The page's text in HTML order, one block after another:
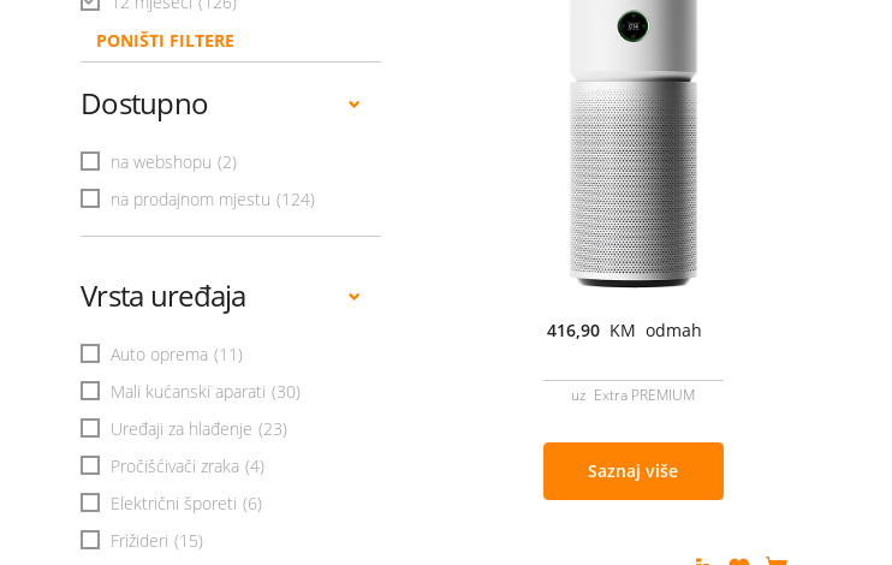
PONIŠTI FILTERE
Dostupno
na webshopu (2)
na prodajnom mjestu (124)
Vrsta uređaja
Auto oprema (11)
Mali kućanski aparati (30)
Uređaji za hlađenje (23)
Pročišćivači zraka (4)
Električni šporeti (6)
Frižideri (15)
416,90 KM odmah
uz Extra PREMIUM
Saznaj više